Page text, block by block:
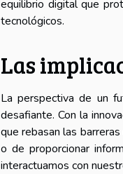
equilibrio digital que
tecnológicos.
Las
La perspectiva de un
desafiante. Con la
que rebasan las
o de proporcionar
interactuamos con